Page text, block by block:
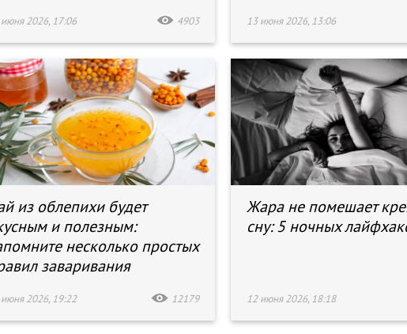
2026, 17:06 4903 13 июня 2026, 13:06
из облепихи будет
и полезным:
несколько простых
заваривания
2026, 19:22 12179
Жара не помешает
сну: 5 ночных
12 июня 2026, 18:18